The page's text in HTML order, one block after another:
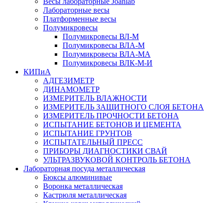
Лабораторные весы
Платформенные весы
Полумикровесы
Полумикровесы ВЛ-М
Полумикровесы ВЛА-М
Полумикровесы ВЛА-МА
Полумикровесы ВЛК-М-И
КИПиА
АДГЕЗИМЕТР
ДИНАМОМЕТР
ИЗМЕРИТЕЛЬ ВЛАЖНОСТИ
ИЗМЕРИТЕЛЬ ЗАЩИТНОГО СЛОЯ БЕТОНА
ИЗМЕРИТЕЛЬ ПРОЧНОСТИ БЕТОНА
ИСПЫТАНИЕ БЕТОНОВ И ЦЕМЕНТА
ИСПЫТАНИЕ ГРУНТОВ
ИСПЫТАТЕЛЬНЫЙ ПРЕСС
ПРИБОРЫ ДИАГНОСТИКИ СВАЙ
УЛЬТРАЗВУКОВОЙ КОНТРОЛЬ БЕТОНА
Лабораторная посуда металлическая
Бюксы алюминивые
Воронка металлическая
Кастрюля металлическая